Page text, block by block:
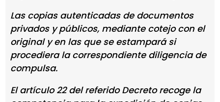
Las copias autenticadas de documentos
privados y públicos, mediante cotejo con el
original y en las que se estampará si
procediera la correspondiente diligencia de
compulsa.
El artículo 22 del referido Decreto recoge la